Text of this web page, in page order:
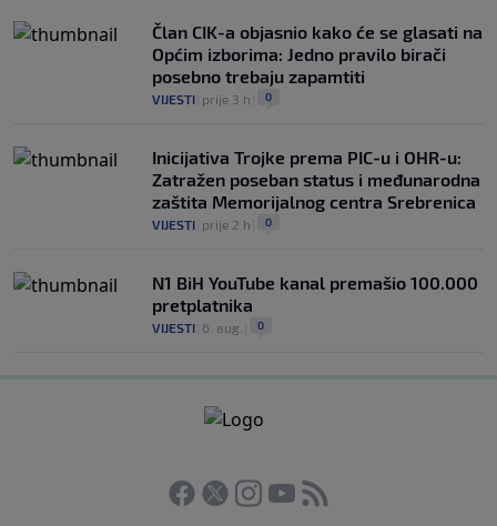
Član CIK-a objasnio kako će se glasati na
Općim izborima: Jedno pravilo birači
posebno trebaju zapamtiti
VIJESTI prije 3 h 0
Inicijativa Trojke prema PIC-u i OHR-u:
Zatražen poseban status i međunarodna
zaštita Memorijalnog centra Srebrenica
VIJESTI prije 2 h 0
N1 BiH YouTube kanal premašio 100.000
pretplatnika
VIJESTI 6. aug. 0